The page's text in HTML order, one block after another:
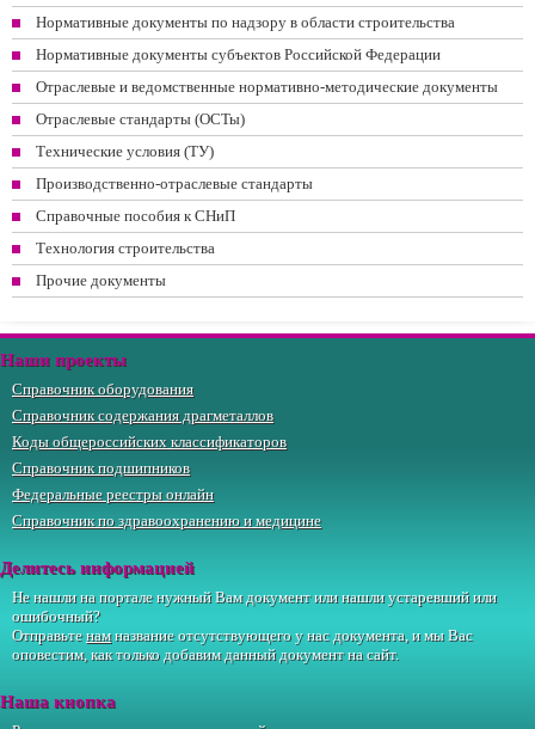
Нормативные документы по надзору в области строительства
Нормативные документы субъектов Российской Федерации
Отраслевые и ведомственные нормативно-методические документы
Отраслевые стандарты (ОСТы)
Технические условия (ТУ)
Производственно-отраслевые стандарты
Справочные пособия к СНиП
Технология строительства
Прочие документы
Наши проекты
Справочник оборудования
Справочник содержания драгметаллов
Коды общероссийских классификаторов
Справочник подшипников
Федеральные реестры онлайн
Справочник по здравоохранению и медицине
Делитесь информацией
Не нашли на портале нужный Вам документ или нашли устаревший или
ошибочный?
Отправьтенамназвание отсутствующего у нас документа, и мы Вас
оповестим, как только добавим данный документ на сайт.
Наша кнопка